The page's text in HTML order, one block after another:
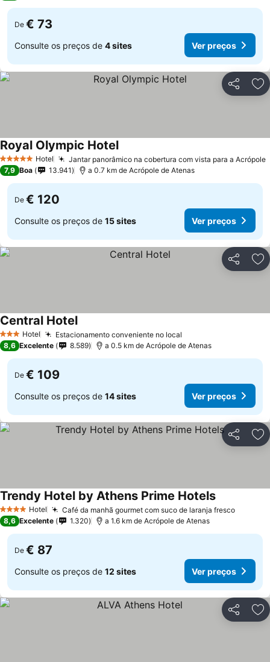
De € 73
Consulte os preços de 4 sites Ver preços
Partilhar
5 Estrelas Hotel Jantar panorâmico na cobertura com vista para a Acrópole
Royal Olympic Hotel
7,9 Boa 13.941 a 0.7 km de Acrópole de Atenas
De € 120
Consulte os preços de 15 sites Ver preços
Partilhar
3 EstrelasHotel Estacionamento conveniente no local
Central Hotel
8,6 Excelente 8.589 a 0.5 km de Acrópole de Atenas
De € 109
Consulte os preços de 14 sites Ver preços
Partilhar
4 EstrelasHotel Café da manhã gourmet com suco de laranja fresco
Trendy Hotel by Athens Prime Hotels
8,6 Excelente 1.320 a 1.6 km de Acrópole de Atenas
De € 87
Consulte os preços de 12 sites Ver preços
Partilhar